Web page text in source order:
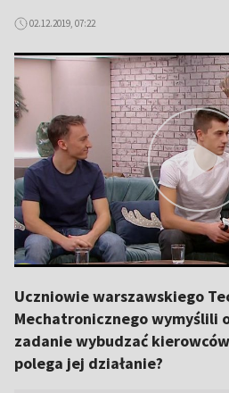
02.12.2019, 07:22
Uczniowie warszawskiego
Mechatronicznego wymyślili
zadanie wybudzać
polega jej działanie?